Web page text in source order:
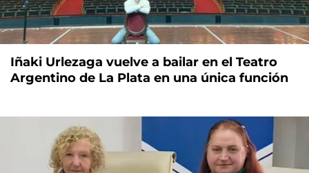
Iñaki Urlezaga vuelve a bailar en el Teatro
Argentino de La Plata en una única función